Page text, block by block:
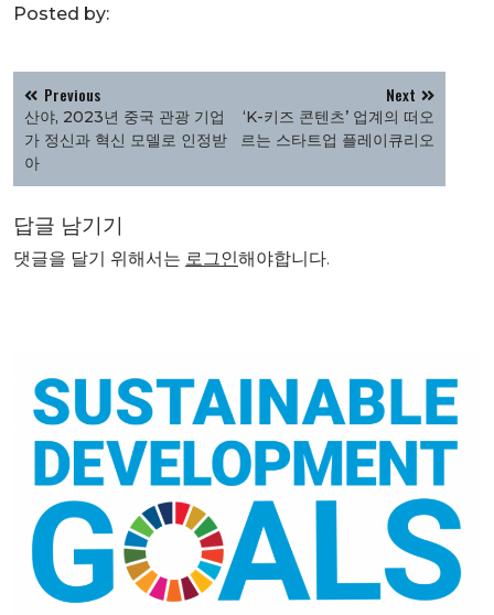
Posted by:
글
탐
색
Previous
산야, 2023년 중국 관광 기업
가 정신과 혁신 모델로 인정받
아
Next
‘K-키즈 콘텐츠’ 업계의 떠오
르는 스타트업 플레이큐리오
답글 남기기
댓글을 달기 위해서는 로그인해야합니다.